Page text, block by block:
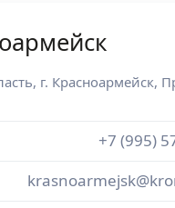
, г. Красноармейск,
+7 (995)